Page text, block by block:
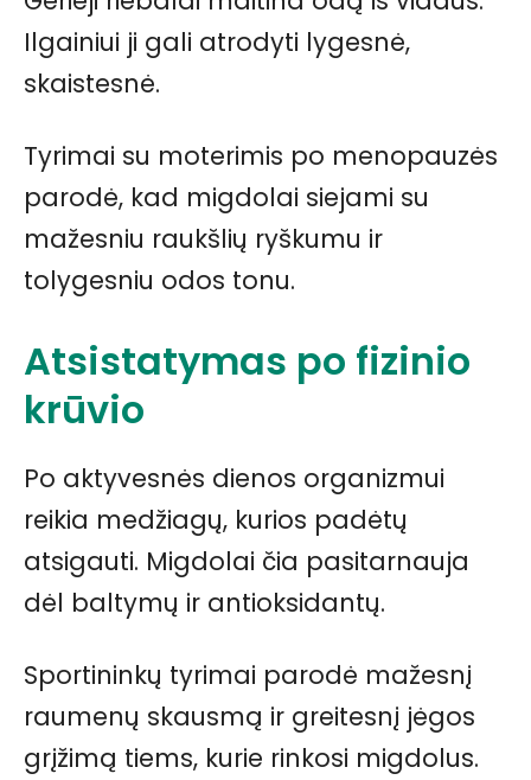
Ilgainiui ji gali atrodyti lygesnė,
skaistesnė.
Tyrimai su moterimis po menopauzės
parodė, kad migdolai siejami su
mažesniu raukšlių ryškumu ir
tolygesniu odos tonu.
Atsistatymas po fizinio
krūvio
Po aktyvesnės dienos organizmui
reikia medžiagų, kurios padėtų
atsigauti. Migdolai čia pasitarnauja
dėl baltymų ir antioksidantų.
Sportininkų tyrimai parodė mažesnį
raumenų skausmą ir greitesnį jėgos
grįžimą tiems, kurie rinkosi migdolus.